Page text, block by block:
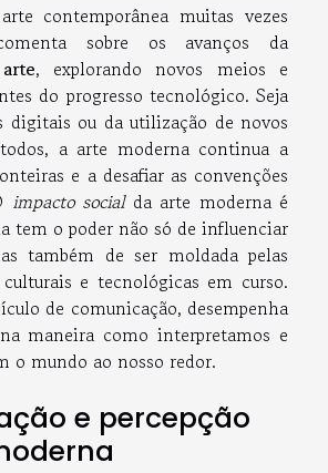
contemporânea muitas vezes
sobre os avanços da
, explorando novos meios e
do progresso tecnológico. Seja
digitais ou da utilização de novos
a arte moderna continua a
e a desafiar as convenções
impacto socialda arte moderna é
tem o poder não só de influenciar
também de ser moldada pelas
e tecnológicas em curso.
de comunicação, desempenha
maneira como interpretamos e
o mundo ao nosso redor.
e percepção